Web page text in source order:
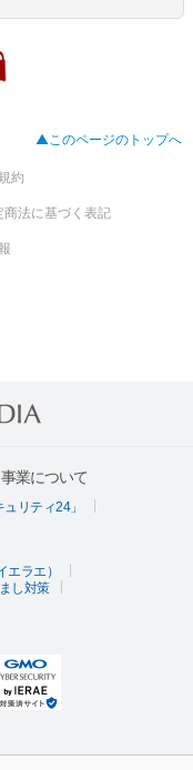
▲このページのトップへ
約
商法に基づく表記
業について
リティ24」
ラエ）
し対策